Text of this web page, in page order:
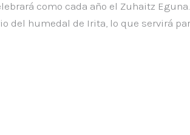
como cada año el Zuhaitz
del humedal de Irita, lo que servirá